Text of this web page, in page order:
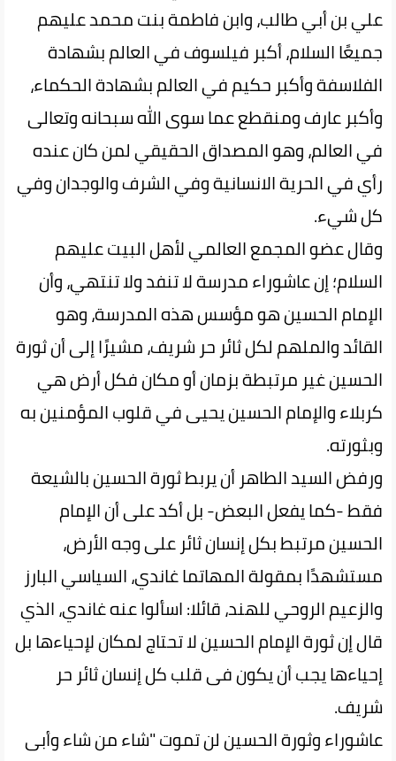
علي بن أبي طالب، وابن فاطمة بنت محمد عليهم
جميعًا السلام، أكبر فيلسوف في العالم بشهادة
الفلاسفة وأكبر حكيم في العالم بشهادة الحكماء،
وأكبر عارف ومنقطع عما سوى الله سبحانه وتعالى
في العالم، وهو المصداق الحقيقي لمن كان عنده
رأي في الحرية الانسانية وفي الشرف والوجدان وفي
كل شيء.
وقال عضو المجمع العالمي لأهل البيت عليهم
السلام؛ إن عاشوراء مدرسة لا تنفد ولا تنتهي، وأن
الإمام الحسين هو مؤسس هذه المدرسة، وهو
القائد والملهم لكل ثائر حر شريف، مشيرًا إلى أن ثورة
الحسين غير مرتبطة بزمان أو مكان فكل أرض هي
كربلاء والإمام الحسين يحيى في قلوب المؤمنين به
وبثورته.
ورفض السيد الطاهر أن يربط ثورة الحسين بالشيعة
فقط -كما يفعل البعض- بل أكد على أن الإمام
الحسين مرتبط بكل إنسان ثائر على وجه الأرض،
مستشهدًا بمقولة المهاتما غاندي، السياسي البارز
والزعيم الروحي للهند، قائلا: اسألوا عنه غاندي، الذي
قال إن ثورة الإمام الحسين لا تحتاج لمكان لإحياءها بل
إحياءها يجب أن يكون فى قلب كل إنسان ثائر حر
شريف.
عاشوراء وثورة الحسين لن تموت "شاء من شاء وأبى